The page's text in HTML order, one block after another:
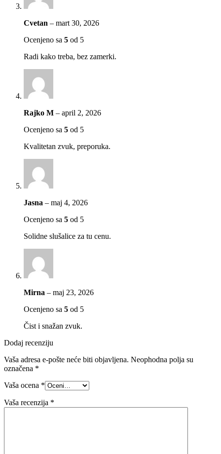
Cvetan – mart 30, 2026
Ocenjeno sa 5 od 5
Radi kako treba, bez zamerki.
Rajko M – april 2, 2026
Ocenjeno sa 5 od 5
Kvalitetan zvuk, preporuka.
Jasna – maj 4, 2026
Ocenjeno sa 5 od 5
Solidne slušalice za tu cenu.
Mirna – maj 23, 2026
Ocenjeno sa 5 od 5
Čist i snažan zvuk.
Dodaj recenziju
Vaša adresa e-pošte neće biti objavljena. Neophodna polja su
označena *
Vaša ocena *
Vaša recenzija *